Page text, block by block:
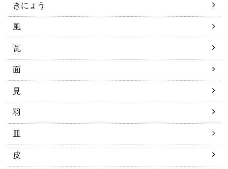
きにょう
風
瓦
面
見
羽
皿
皮